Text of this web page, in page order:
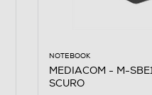
NOTEBOOK
MEDIACOM - M-
SCURO